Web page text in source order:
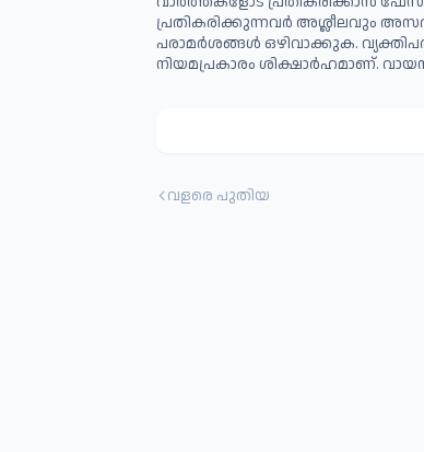
പ്രതികരിക്കുന്നവര്‍ അശ്ലീലവും
പരാമര്‍ശങ്ങള്‍ ഒഴിവാക്കുക.
നിയമപ്രകാരം ശിക്ഷാര്‍ഹമാണ്.
വളരെ പുതിയ